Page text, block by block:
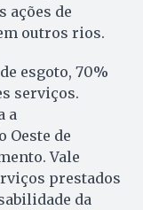
ações de
outros rios.
esgoto, 70%
serviços.
a
Oeste de
Vale
prestados
da